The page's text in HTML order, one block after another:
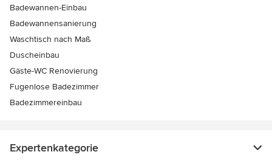
Badewannen-Einbau
Badewannensanierung
Waschtisch nach Maß
Duscheinbau
Gäste-WC Renovierung
Fugenlose Badezimmer
Badezimmereinbau
Expertenkategorie